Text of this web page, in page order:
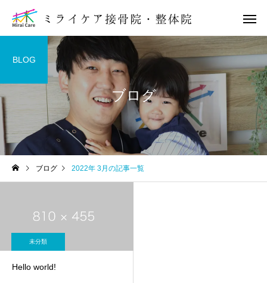
全身整体 もみほ
《観音寺市の整体・接骨
徴
背中
《観音寺市の整体・接
ブログ
BLOG
ブログ 2022年 3月の記事一覧
未分類
Hello world!